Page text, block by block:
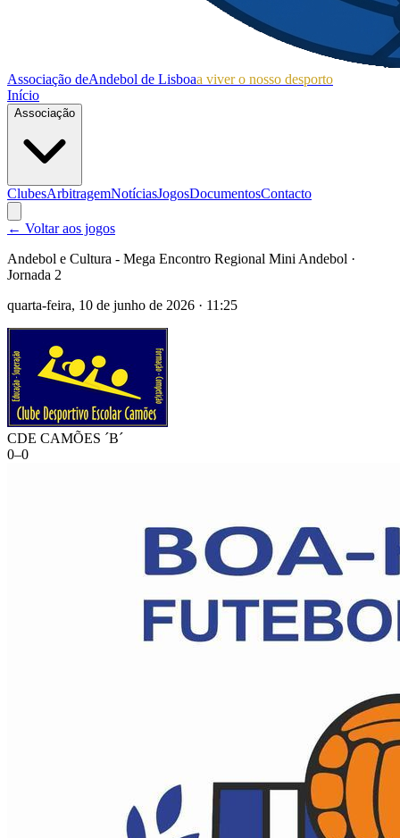
Associação deAndebol de Lisboaa viver o nosso desporto
Início
Associação
ClubesArbitragemNotíciasJogosDocumentosContacto
← Voltar aos jogos
Andebol e Cultura - Mega Encontro Regional Mini Andebol ·
Jornada 2
quarta-feira, 10 de junho de 2026 · 11:25
CDE CAMÕES ´B´
0–0